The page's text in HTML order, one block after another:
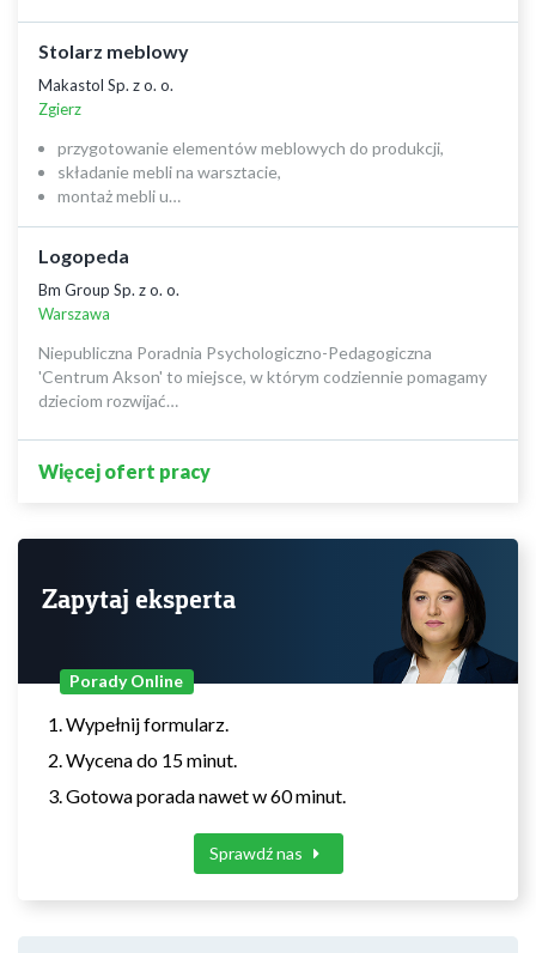
Stolarz meblowy
Makastol Sp. z o. o.
Zgierz
przygotowanie elementów meblowych do produkcji,
składanie mebli na warsztacie,
montaż mebli u…
Logopeda
Bm Group Sp. z o. o.
Warszawa
Niepubliczna Poradnia Psychologiczno-Pedagogiczna
'Centrum Akson' to miejsce, w którym codziennie pomagamy
dzieciom rozwijać…
Więcej ofert pracy
Zapytaj eksperta
Porady Online
Wypełnij formularz.
Wycena do 15 minut.
Gotowa porada nawet w 60 minut.
Sprawdź nas